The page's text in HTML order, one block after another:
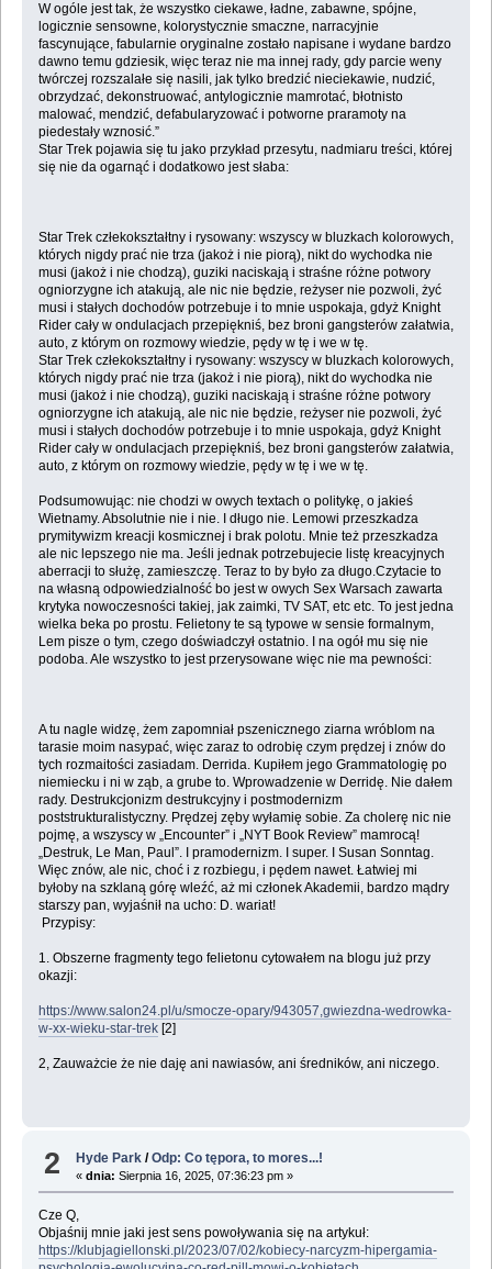
W ogóle jest tak, że wszystko ciekawe, ładne, zabawne, spójne,
logicznie sensowne, kolorystycznie smaczne, narracyjnie
fascynujące, fabularnie oryginalne zostało napisane i wydane bardzo
dawno temu gdziesik, więc teraz nie ma innej rady, gdy parcie weny
twórczej rozszalałe się nasili, jak tylko bredzić nieciekawie, nudzić,
obrzydzać, dekonstruować, antylogicznie mamrotać, błotnisto
malować, mendzić, defabularyzować i potworne praramoty na
piedestały wznosić.”
Star Trek pojawia się tu jako przykład przesytu, nadmiaru treści, której
się nie da ogarnąć i dodatkowo jest słaba:
Star Trek człekokształtny i rysowany: wszyscy w bluzkach kolorowych,
których nigdy prać nie trza (jakoż i nie piorą), nikt do wychodka nie
musi (jakoż i nie chodzą), guziki naciskają i straśne różne potwory
ogniorzygne ich atakują, ale nic nie będzie, reżyser nie pozwoli, żyć
musi i stałych dochodów potrzebuje i to mnie uspokaja, gdyż Knight
Rider cały w ondulacjach przepiękniś, bez broni gangsterów załatwia,
auto, z którym on rozmowy wiedzie, pędy w tę i we w tę.
Star Trek człekokształtny i rysowany: wszyscy w bluzkach kolorowych,
których nigdy prać nie trza (jakoż i nie piorą), nikt do wychodka nie
musi (jakoż i nie chodzą), guziki naciskają i straśne różne potwory
ogniorzygne ich atakują, ale nic nie będzie, reżyser nie pozwoli, żyć
musi i stałych dochodów potrzebuje i to mnie uspokaja, gdyż Knight
Rider cały w ondulacjach przepiękniś, bez broni gangsterów załatwia,
auto, z którym on rozmowy wiedzie, pędy w tę i we w tę.
Podsumowując: nie chodzi w owych textach o politykę, o jakieś
Wietnamy. Absolutnie nie i nie. I długo nie. Lemowi przeszkadza
prymitywizm kreacji kosmicznej i brak polotu. Mnie też przeszkadza
ale nic lepszego nie ma. Jeśli jednak potrzebujecie listę kreacyjnych
aberracji to służę, zamieszczę. Teraz to by było za długo.Czytacie to
na własną odpowiedzialność bo jest w owych Sex Warsach zawarta
krytyka nowoczesności takiej, jak zaimki, TV SAT, etc etc. To jest jedna
wielka beka po prostu. Felietony te są typowe w sensie formalnym,
Lem pisze o tym, czego doświadczył ostatnio. I na ogół mu się nie
podoba. Ale wszystko to jest przerysowane więc nie ma pewności:
A tu nagle widzę, żem zapomniał pszenicznego ziarna wróblom na
tarasie moim nasypać, więc zaraz to odrobię czym prędzej i znów do
tych rozmaitości zasiadam. Derrida. Kupiłem jego Grammatologię po
niemiecku i ni w ząb, a grube to. Wprowadzenie w Derridę. Nie dałem
rady. Destrukcjonizm destrukcyjny i postmodernizm
poststrukturalistyczny. Prędzej zęby wyłamię sobie. Za cholerę nic nie
pojmę, a wszyscy w „Encounter” i „NYT Book Review” mamrocą!
„Destruk, Le Man, Paul”. I pramodernizm. I super. I Susan Sonntag.
Więc znów, ale nic, choć i z rozbiegu, i pędem nawet. Łatwiej mi
byłoby na szklaną górę wleźć, aż mi członek Akademii, bardzo mądry
starszy pan, wyjaśnił na ucho: D. wariat!
Przypisy:
1. Obszerne fragmenty tego felietonu cytowałem na blogu już przy
okazji:
https://www.salon24.pl/u/smocze-opary/943057,gwiezdna-wedrowka-
w-xx-wieku-star-trek[2]
2, Zauważcie że nie daję ani nawiasów, ani średników, ani niczego.
2 Hyde Park /Odp: Co tępora, to mores...!
«dnia: Sierpnia 16, 2025, 07:36:23 pm »
Cze Q,
Objaśnij mnie jaki jest sens powoływania się na artykuł:
https://klubjagiellonski.pl/2023/07/02/kobiecy-narcyzm-hipergamia-